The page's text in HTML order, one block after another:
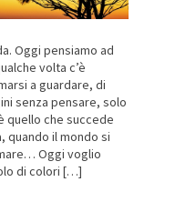
Oggi pensiamo ad
volta c’è
a guardare, di
senza pensare, solo
quello che succede
quando il mondo si
Oggi voglio
di colori […]